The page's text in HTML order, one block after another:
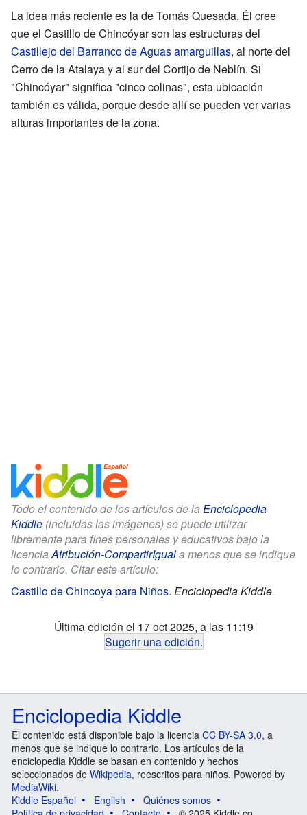
La idea más reciente es la de Tomás Quesada. Él cree
que el Castillo de Chincóyar son las estructuras del
Castillejo del Barranco de Aguas amarguillas, al norte del
Cerro de la Atalaya y al sur del Cortijo de Neblín. Si
"Chincóyar" significa "cinco colinas", esta ubicación
también es válida, porque desde allí se pueden ver varias
alturas importantes de la zona.
Todo el contenido de los artículos de la Enciclopedia
Kiddle (incluidas las imágenes) se puede utilizar
libremente para fines personales y educativos bajo la
licenciaAtribución-CompartirIguala menos que se indique
lo contrario. Citar este artículo:
Castillo de Chincoya para Niños. Enciclopedia Kiddle.
Última edición el 17 oct 2025, a las 11:19
Sugerir una edición.
Enciclopedia Kiddle
El contenido está disponible bajo la licencia CC BY-SA 3.0, a
menos que se indique lo contrario. Los artículos de la
enciclopedia Kiddle se basan en contenido y hechos
seleccionados de Wikipedia, reescritos para niños. Powered by
MediaWiki.
Kiddle Español
English
Quiénes somos